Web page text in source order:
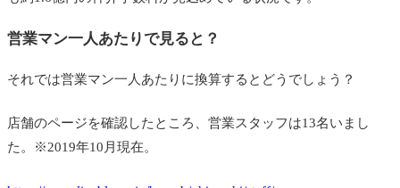
営業マン一人あたりで見ると？
それでは営業マン一人あたりに換算するとどうでしょう？
店舗のページを確認したところ、営業スタッフは13名いまし
た。※2019年10月現在。